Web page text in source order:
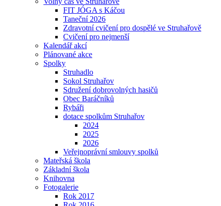
FIT JÓGA s Káčou
Taneční 2026
Zdravotní cvičení pro dospělé ve Struhařově
Cvičení pro nejmenší
Kalendář akcí
Plánované akce
Spolky
Struhadlo
Sokol Struhařov
Sdružení dobrovolných hasičů
Obec Baráčníků
Rybáři
dotace spolkům Struhařov
2024
2025
2026
Veřejnoprávní smlouvy spolků
Mateřská škola
Základní škola
Knihovna
Fotogalerie
Rok 2017